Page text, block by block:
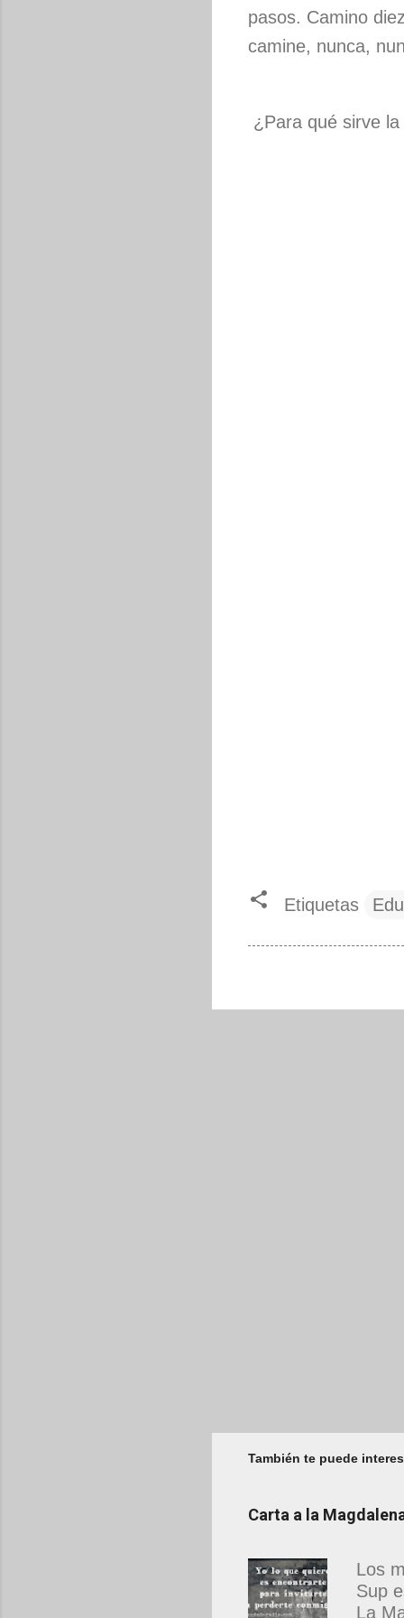
pasos. Camino
camine, nunca,
¿Para qué sirve
Etiquetas
También te puede
Carta a la
Los
Sup
La